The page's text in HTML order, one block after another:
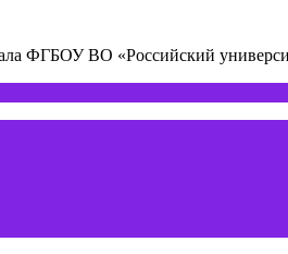
ФГБОУ ВО «Российский